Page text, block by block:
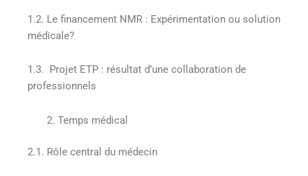
1.2. Le financement NMR : Expérimentation ou solution
médicale?
1.3. Projet ETP : résultat d’une collaboration de
professionnels
Temps médical
2.1. Rôle central du médecin